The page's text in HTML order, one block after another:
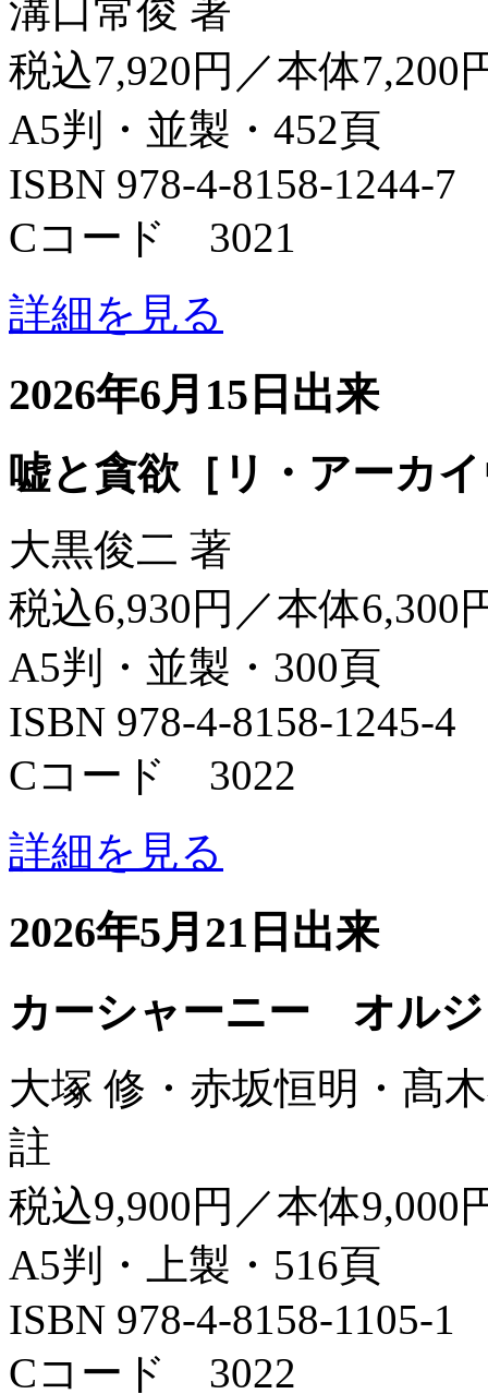
溝口常俊 著
税込7,920円／本体7,200
A5判・並製・452頁
ISBN 978-4-8158-1244-7
Cコード 3021
詳細を見る
2026年6月15日出来
嘘と貪欲［リ・アーカ
大黒俊二 著
税込6,930円／本体6,300
A5判・並製・300頁
ISBN 978-4-8158-1245-4
Cコード 3022
詳細を見る
2026年5月21日出来
カーシャーニー オル
大塚 修・赤坂恒明・髙
註
税込9,900円／本体9,000
A5判・上製・516頁
ISBN 978-4-8158-1105-1
Cコード 3022